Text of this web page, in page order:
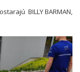
BILLY BARMAN,